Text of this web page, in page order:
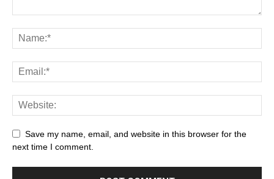
Save my name, email, and website in this browser for the
next time I comment.